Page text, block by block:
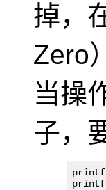
掉，
Zero）
当操
子，